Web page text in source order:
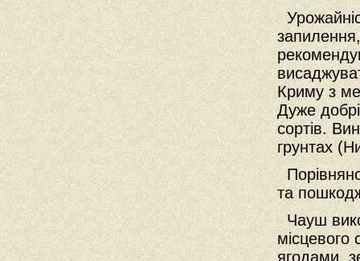
Криму з
Дуже
сортів.
грунтах
та
Чауш
місцевого
ягодами,